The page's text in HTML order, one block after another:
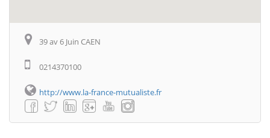
39 av 6 Juin CAEN
0214370100
http://www.la-france-mutualiste.fr